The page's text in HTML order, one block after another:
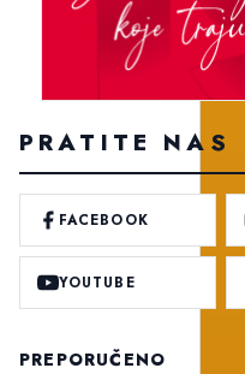
PRATITE NAS
FACEBOOK
YOUTUBE
PREPORUČENO